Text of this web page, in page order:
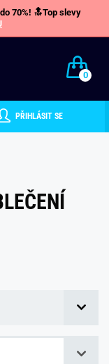
70%! 🔝Top slevy
0
PŘIHLÁSIT SE